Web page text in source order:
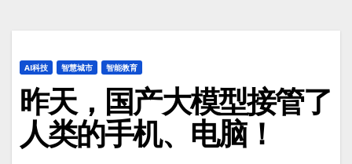
AI科技 智慧城市 智能教育
昨天，国产大模型接管了
人类的手机、电脑！